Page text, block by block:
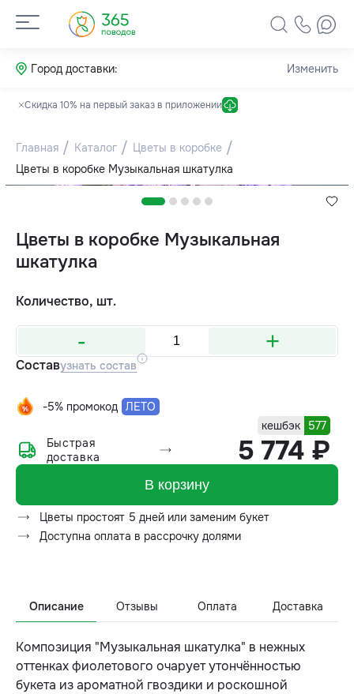
Город доставки: Изменить
Скидка 10% на первый заказ в приложении
Главная Каталог
Цветы в коробке
Цветы в коробке Музыкальная шкатулка
Цветы в коробке Музыкальная
шкатулка
Количество, шт.
- +
Составузнать состав
-5% промокод ЛЕТО
кешбэк
577
5 774 ₽
Быстрая
доставка
В корзину
Цветы простоят 5 дней или заменим букет
Доступна оплата в рассрочку долями
Описание Отзывы Оплата Доставка
Композиция "Музыкальная шкатулка" в нежных
оттенках фиолетового очарует утончённостью
букета из ароматной гвоздики и роскошной